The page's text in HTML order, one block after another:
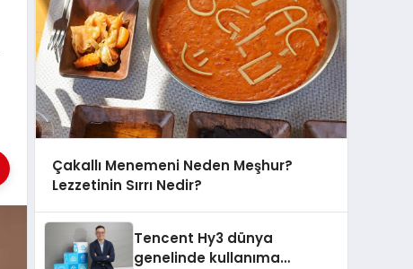
Çakallı Menemeni Neden Meşhur?
Lezzetinin Sırrı Nedir?
Tencent Hy3 dünya
genelinde kullanıma